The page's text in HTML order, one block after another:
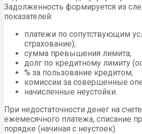
Задолженность формируется из
показателей:
платежи по сопутствующим
страхование);
сумма превышения лимита;
долг по кредитному лимиту
% за пользование кредитом;
комиссии за совершенные
начисленные неустойки.
При недостаточности денег на
ежемесячного платежа, списание
порядке (начиная с неустоек).